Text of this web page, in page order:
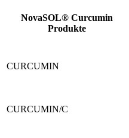
NovaSOL® Curcumin
Produkte
CURCUMIN
CURCUMIN/C